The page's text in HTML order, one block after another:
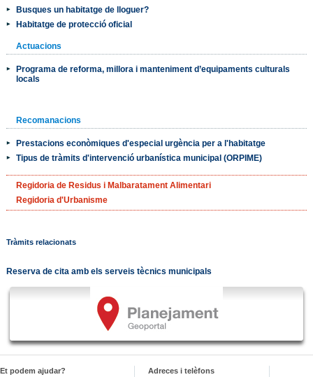
Busques un habitatge de lloguer?
Habitatge de protecció oficial
Actuacions
Programa de reforma, millora i manteniment d’equipaments culturals
locals
Recomanacions
Prestacions econòmiques d'especial urgència per a l'habitatge
Tipus de tràmits d'intervenció urbanística municipal (ORPIME)
Regidoria de Residus i Malbaratament Alimentari
Regidoria d'Urbanisme
Tràmits relacionats
Reserva de cita amb els serveis tècnics municipals
Et podem ajudar?
Adreces i telèfons